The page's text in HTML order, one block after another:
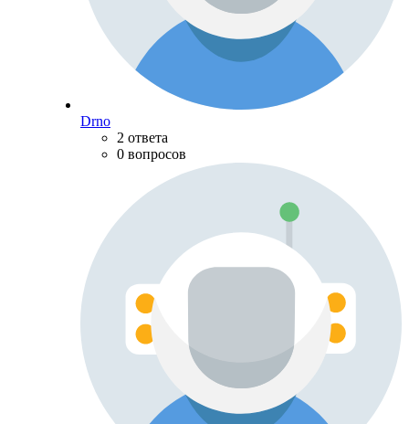
Drno
2 ответа
0 вопросов